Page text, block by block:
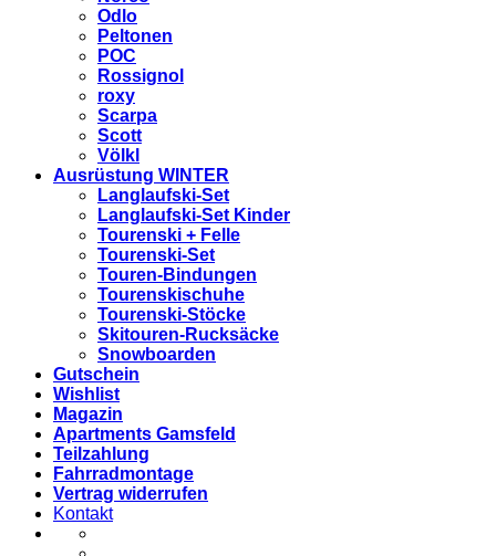
Odlo
Peltonen
POC
Rossignol
roxy
Scarpa
Scott
Völkl
Ausrüstung WINTER
Langlaufski-Set
Langlaufski-Set Kinder
Tourenski + Felle
Tourenski-Set
Touren-Bindungen
Tourenskischuhe
Tourenski-Stöcke
Skitouren-Rucksäcke
Snowboarden
Gutschein
Wishlist
Magazin
Apartments Gamsfeld
Teilzahlung
Fahrradmontage
Vertrag widerrufen
Kontakt